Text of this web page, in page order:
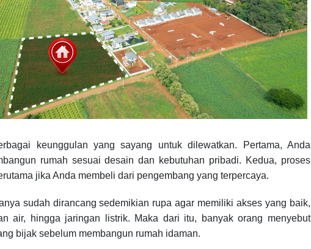
keunggulan yang sayang untuk dilewatkan. Pertama, Anda
rumah sesuai desain dan kebutuhan pribadi. Kedua, proses
jika Anda membeli dari pengembang yang terpercaya.
sudah dirancang sedemikian rupa agar memiliki akses yang baik,
air, hingga jaringan listrik. Maka dari itu, banyak orang menyebut
bijak sebelum membangun rumah idaman.